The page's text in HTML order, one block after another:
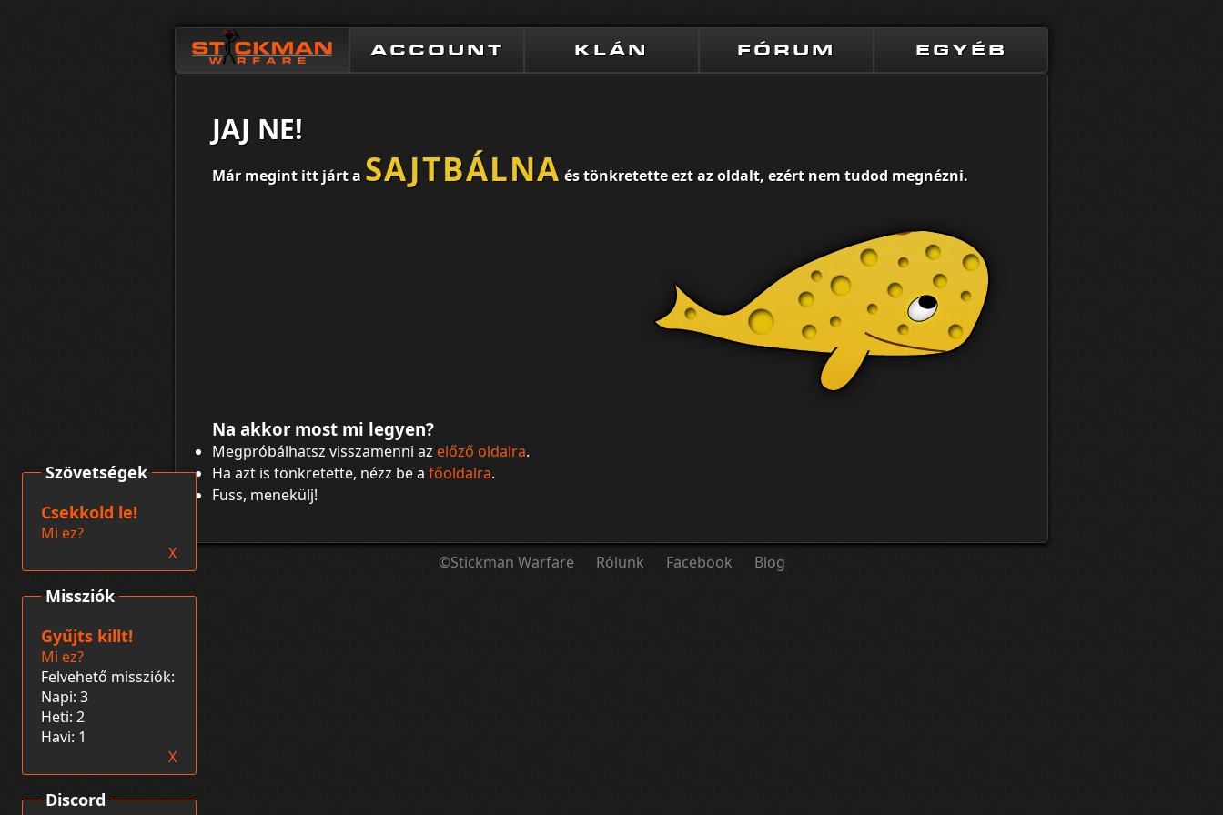
ACCOUNT KLÁN FÓRUM EGYÉB
JAJ NE!
Már megint itt járt a SAJTBÁLNA és tönkretette ezt az oldalt, ezért nem tudod megnézni.
Na akkor most mi legyen?
Megpróbálhatsz visszamenni az előző oldalra.
Ha azt is tönkretette, nézz be a főoldalra.
Fuss, menekülj!
©Stickman Warfare Rólunk Facebook Blog
Discord
Missziók
Gyűjts killt!
Mi ez?
Felvehető missziók:
Napi: 3
Heti: 2
Havi: 1
X
Szövetségek
Csekkold le!
Mi ez?
X